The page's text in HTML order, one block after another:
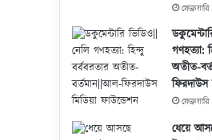
গণহত্যা:
অতীত-
ফিরদাউস
ধেয়ে